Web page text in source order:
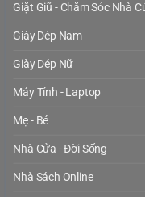
Giặt Giũ - Chăm Sóc Nhà
Giày Dép Nam
Giày Dép Nữ
Máy Tính - Laptop
Mẹ - Bé
Nhà Cửa - Đời Sống
Nhà Sách Online